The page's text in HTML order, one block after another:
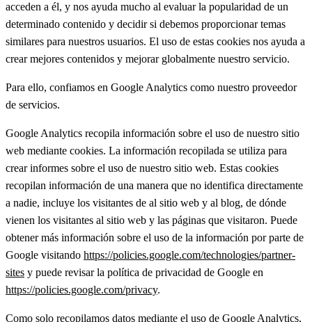
acceden a él, y nos ayuda mucho al evaluar la popularidad de un
determinado contenido y decidir si debemos proporcionar temas
similares para nuestros usuarios. El uso de estas cookies nos ayuda a
crear mejores contenidos y mejorar globalmente nuestro servicio.
Para ello, confiamos en Google Analytics como nuestro proveedor
de servicios.
Google Analytics recopila información sobre el uso de nuestro sitio
web mediante cookies. La información recopilada se utiliza para
crear informes sobre el uso de nuestro sitio web. Estas cookies
recopilan información de una manera que no identifica directamente
a nadie, incluye los visitantes de al sitio web y al blog, de dónde
vienen los visitantes al sitio web y las páginas que visitaron. Puede
obtener más información sobre el uso de la información por parte de
Google visitando https://policies.google.com/technologies/partner-
sites y puede revisar la política de privacidad de Google en
https://policies.google.com/privacy.
Como solo recopilamos datos mediante el uso de Google Analytics,